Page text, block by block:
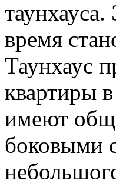
время
Таунхаус
квартиры
имеют
боковыми